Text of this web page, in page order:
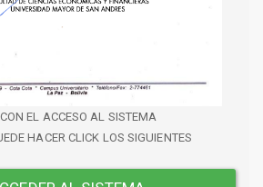
EL ACCESO AL SISTEMA
HACER CLICK LOS SIGUIENTES